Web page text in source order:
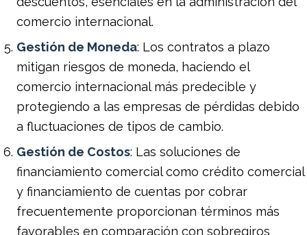
comercio internacional.
Gestión de Moneda: Los contratos a plazo
mitigan riesgos de moneda, haciendo el
comercio internacional más predecible y
protegiendo a las empresas de pérdidas debido
a fluctuaciones de tipos de cambio.
Gestión de Costos: Las soluciones de
financiamiento comercial como crédito comercial
y financiamiento de cuentas por cobrar
frecuentemente proporcionan términos más
favorables en comparación con sobregiros